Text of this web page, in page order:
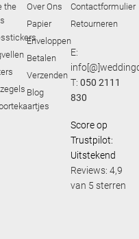
the
Over Ons
Papier
Enveloppen
Betalen
Verzenden
Blog
Contactformulier
Retourneren
E:
T:050 2111
830
Score op
Trustpilot:
Uitstekend
Reviews: 4,9
van 5 sterren